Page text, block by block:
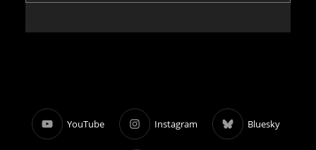
YouTube Instagram Bluesky